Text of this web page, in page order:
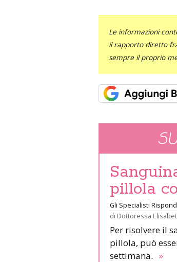
Le informazioni
il rapporto diretto
sempre il proprio
pillola
Gli Specialisti
di Dottoressa
Per risolvere il
pillola, può
settimana. »